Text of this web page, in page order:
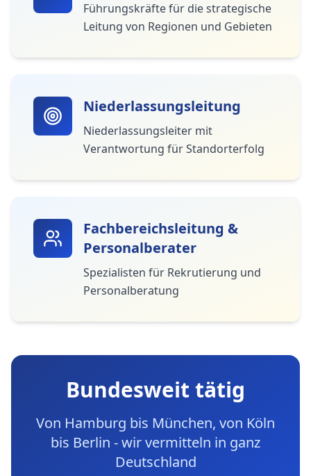
Führungskräfte für die strategische
Leitung von Regionen und Gebieten
Niederlassungsleitung
Niederlassungsleiter mit
Verantwortung für Standorterfolg
Fachbereichsleitung &
Personalberater
Spezialisten für Rekrutierung und
Personalberatung
Bundesweit tätig
Von Hamburg bis München, von Köln
bis Berlin - wir vermitteln in ganz
Deutschland